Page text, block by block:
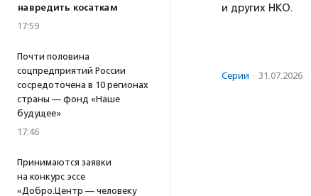
навредить косаткам
17:59
Почти половина
соцпредприятий России
сосредоточена в 10 регионах
страны — фонд «Наше
будущее»
17:46
Принимаются заявки
на конкурс эссе
«Добро.Центр — человеку
и других НКО.
Серии · 31.07.2026 ·